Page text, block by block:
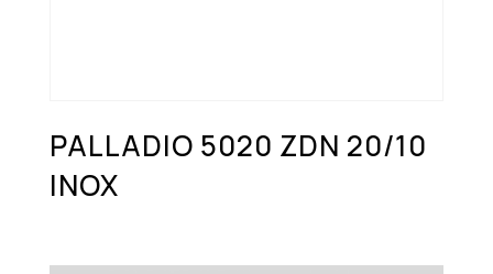
PALLADIO 5020 ZDN 20/10
INOX